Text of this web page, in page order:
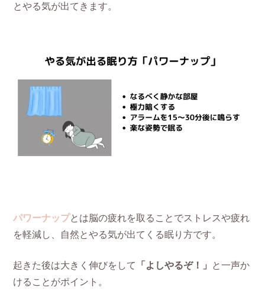
とやる気が出てきます。
パワーナップとは脳の疲れを取ることでストレスや疲れ
を軽減し、自然とやる気が出てくる眠り方です。
起きた後は大きく伸びをして 「よしやるぞ！」 と一声か
けることがポイント。